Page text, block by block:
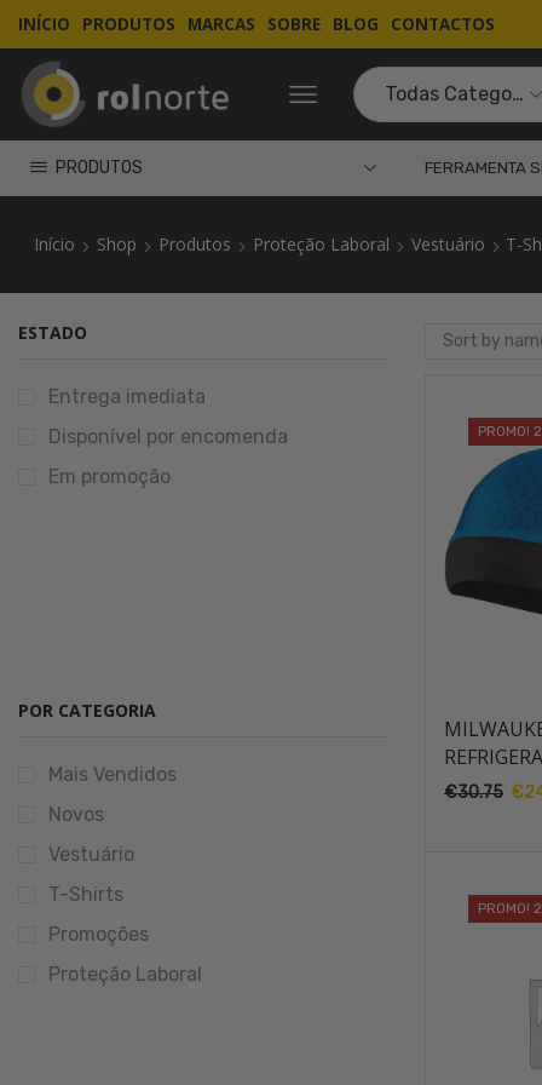
INÍCIO PRODUTOS MARCAS SOBRE BLOG CONTACTOS
PRODUTOS FERRAMENTA
Início Shop Produtos Proteção Laboral Vestuário T-
PROMO!
€30.75 O
€
PROMO!
ESTADO
Entrega imediata
Disponível por encomenda
Em promoção
POR CATEGORIA
Mais Vendidos
Novos
Vestuário
T-Shirts
Promoções
Proteção Laboral